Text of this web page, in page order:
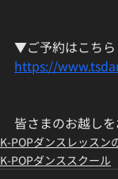
▼ご予約はこちら
https://
皆さまのお越し
K-POPダンスレッスン
K-POPダンススクール